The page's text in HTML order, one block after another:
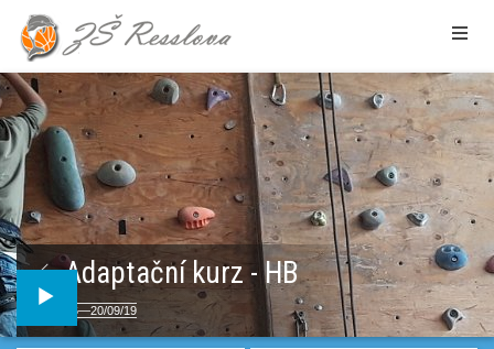
Adaptační kurz - HB
16—20/09/19